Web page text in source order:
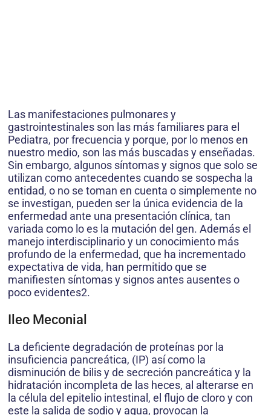
Las manifestaciones pulmonares y
gastrointestinales son las más familiares para el
Pediatra, por frecuencia y porque, por lo menos en
nuestro medio, son las más buscadas y enseñadas.
Sin embargo, algunos síntomas y signos que solo se
utilizan como antecedentes cuando se sospecha la
entidad, o no se toman en cuenta o simplemente no
se investigan, pueden ser la única evidencia de la
enfermedad ante una presentación clínica, tan
variada como lo es la mutación del gen. Además el
manejo interdisciplinario y un conocimiento más
profundo de la enfermedad, que ha incrementado
expectativa de vida, han permitido que se
manifiesten síntomas y signos antes ausentes o
poco evidentes2.
Ileo Meconial
La deficiente degradación de proteínas por la
insuficiencia pancreática, (IP) así como la
disminución de bilis y de secreción pancreática y la
hidratación incompleta de las heces, al alterarse en
la célula del epitelio intestinal, el flujo de cloro y con
este la salida de sodio y agua, provocan la